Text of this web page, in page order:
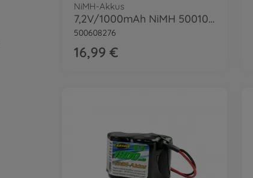
NiMH-Akkus
7,2V/1000mAh NiMH 500108049/50/51 JST
500608276
16,99 €